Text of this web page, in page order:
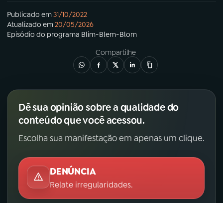
Publicado em31/10/2022
Atualizado em20/05/2026
Episódio do programa Blim-Blem-Blom
Compartilhe
Dê sua opinião sobre a qualidade do
conteúdo que você acessou.
Escolha sua manifestação em apenas um clique.
DENÚNCIA
Relate irregularidades.